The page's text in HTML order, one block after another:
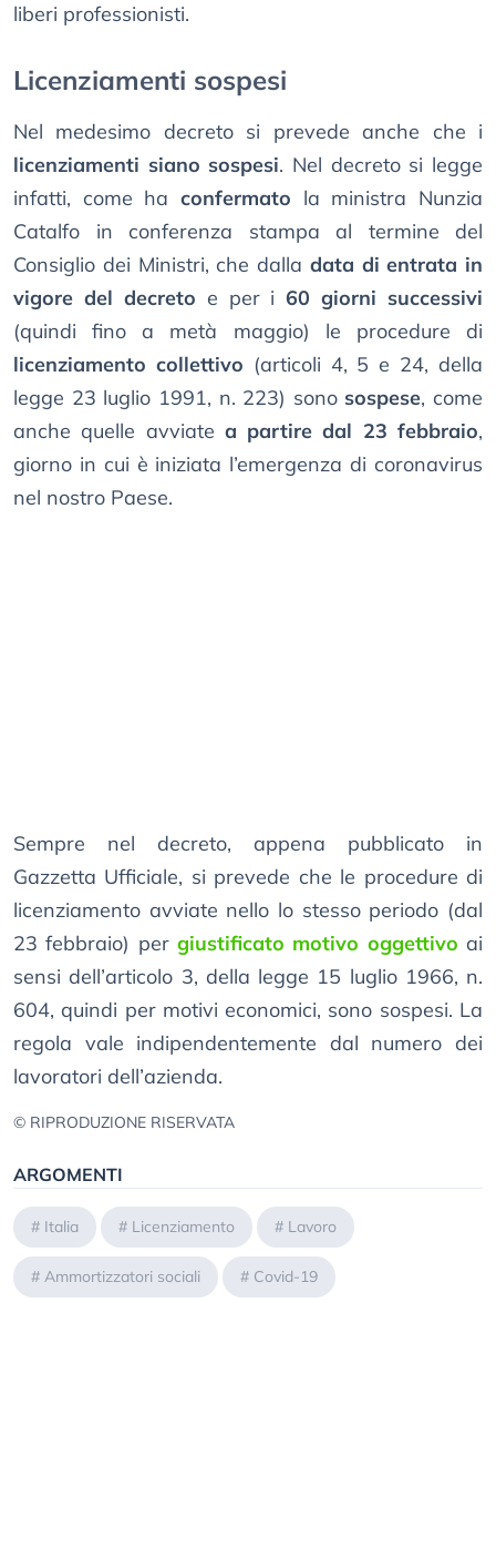
liberi professionisti.
Licenziamenti sospesi
Nel medesimo decreto si prevede anche che i
licenziamenti siano sospesi. Nel decreto si legge
infatti, come ha confermato la ministra Nunzia
Catalfo in conferenza stampa al termine del
Consiglio dei Ministri, che dalla data di entrata in
vigore del decreto e per i60 giorni successivi
(quindi fino a metà maggio) le procedure di
licenziamento collettivo (articoli 4, 5 e 24, della
legge 23 luglio 1991, n. 223) sono sospese, come
anche quelle avviate a partire dal 23 febbraio,
giorno in cui è iniziata l’emergenza di coronavirus
nel nostro Paese.
Sempre nel decreto, appena pubblicato in
Gazzetta Ufficiale, si prevede che le procedure di
licenziamento avviate nello lo stesso periodo (dal
23 febbraio) per giustificato motivo oggettivo ai
sensi dell’articolo 3, della legge 15 luglio 1966, n.
604, quindi per motivi economici, sono sospesi. La
regola vale indipendentemente dal numero dei
lavoratori dell’azienda.
© RIPRODUZIONE RISERVATA
ARGOMENTI
# Italia # Licenziamento # Lavoro
# Ammortizzatori sociali # Covid-19